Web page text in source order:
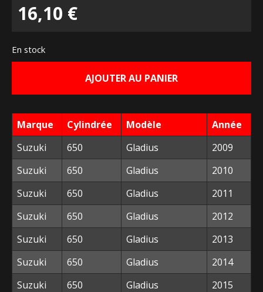
16,10 €
En stock
AJOUTER AU PANIER
Marque Cylindrée Modèle
Année
Suzuki
650 Gladius
2009
Suzuki
650 Gladius
2010
Suzuki
650 Gladius
2011
Suzuki
650 Gladius
2012
Suzuki
650 Gladius
2013
Suzuki
650 Gladius
2014
Suzuki
650 Gladius
2015